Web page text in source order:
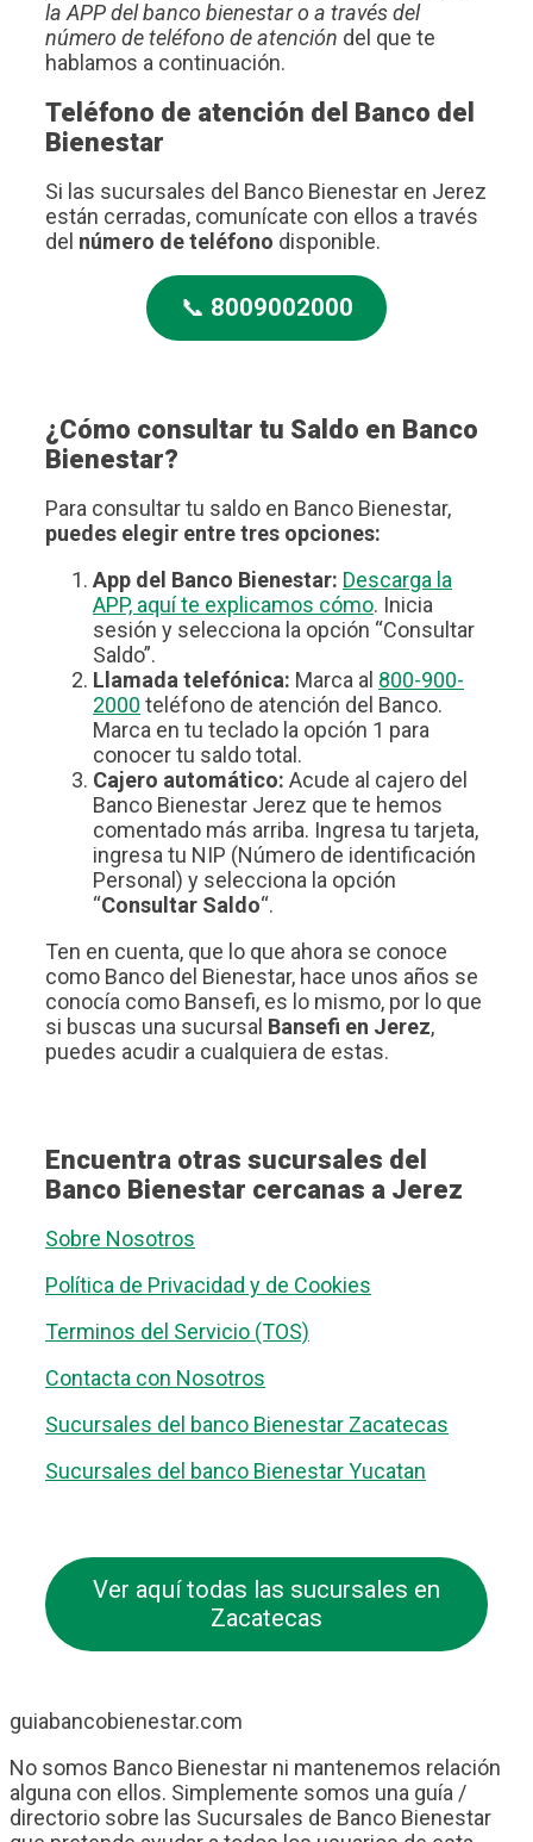
la APP del banco bienestar o a través del
número de teléfono de atención del que te
hablamos a continuación.
Teléfono de atención del Banco del
Bienestar
Si las sucursales del Banco Bienestar en Jerez
están cerradas, comunícate con ellos a través
del número de teléfono disponible.
📞 8009002000
¿Cómo consultar tu Saldo en Banco
Bienestar?
Para consultar tu saldo en Banco Bienestar,
puedes elegir entre tres opciones:
App del Banco Bienestar: Descarga la
APP, aquí te explicamos cómo. Inicia
sesión y selecciona la opción “Consultar
Saldo”.
Llamada telefónica: Marca al 800-900-
2000 teléfono de atención del Banco.
Marca en tu teclado la opción 1 para
conocer tu saldo total.
Cajero automático: Acude al cajero del
Banco Bienestar Jerez que te hemos
comentado más arriba. Ingresa tu tarjeta,
ingresa tu NIP (Número de identificación
Personal) y selecciona la opción
“Consultar Saldo“.
Ten en cuenta, que lo que ahora se conoce
como Banco del Bienestar, hace unos años se
conocía como Bansefi, es lo mismo, por lo que
si buscas una sucursal Bansefi en Jerez,
puedes acudir a cualquiera de estas.
Encuentra otras sucursales del
Banco Bienestar cercanas a Jerez
Sobre Nosotros
Política de Privacidad y de Cookies
Terminos del Servicio (TOS)
Contacta con Nosotros
Sucursales del banco Bienestar Zacatecas
Sucursales del banco Bienestar Yucatan
Ver aquí todas las sucursales en
Zacatecas
guiabancobienestar.com
No somos Banco Bienestar ni mantenemos relación
alguna con ellos. Simplemente somos una guía /
directorio sobre las Sucursales de Banco Bienestar